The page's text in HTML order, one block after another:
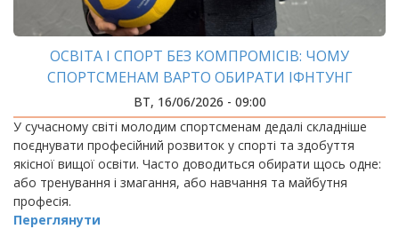
ОСВІТА І СПОРТ БЕЗ КОМПРОМІСІВ: ЧОМУ
СПОРТСМЕНАМ ВАРТО ОБИРАТИ ІФНТУНГ
ВТ, 16/06/2026 - 09:00
У сучасному світі молодим спортсменам дедалі складніше
поєднувати професійний розвиток у спорті та здобуття
якісної вищої освіти. Часто доводиться обирати щось одне:
або тренування і змагання, або навчання та майбутня
професія.
Переглянути